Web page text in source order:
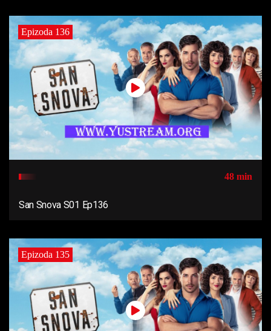
Epizoda 136
48 min
San Snova S01 Ep136
Epizoda 135